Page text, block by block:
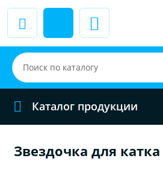
Каталог продукции
Звездочка для катка